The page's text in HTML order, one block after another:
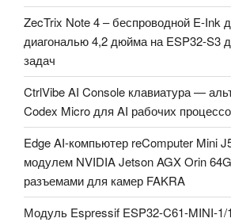
ZecTrix Note 4 – беспроводной E-Ink
диагональю 4,2 дюйма на ESP32-S3
задач
CtrlVibe AI Console клавиатура —
Codex Micro для AI рабочих
Edge AI-компьютер reComputer Mini
модулем NVIDIA Jetson AGX Orin
разъемами для камер FAKRA
Модуль Espressif ESP32-C61-MINI-1/